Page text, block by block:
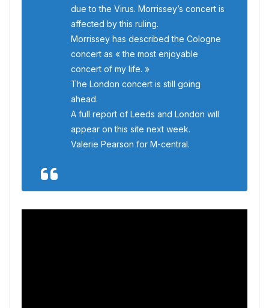
due to the Virus. Morrissey’s concert is
affected by this ruling.
Morrissey has described the Cologne
concert as « the most enjoyable
concert of my life. »
The London concert is still going
ahead.
A full report of Leeds and London will
appear on this site next week.
Valerie Pearson for M-central.